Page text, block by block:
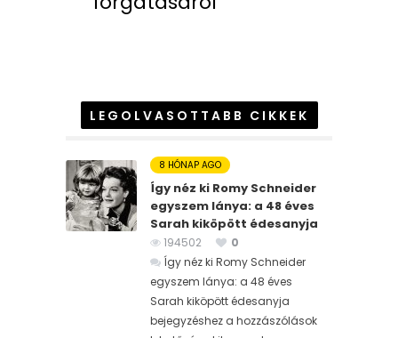
LEGOLVASOTTABB CIKKEK
8 HÓNAP AGO
Így néz ki Romy Schneider
egyszem lánya: a 48 éves
Sarah kiköpött édesanyja
194502
0
Így néz ki Romy Schneider
egyszem lánya: a 48 éves
Sarah kiköpött édesanyja
bejegyzéshez a hozzászólások